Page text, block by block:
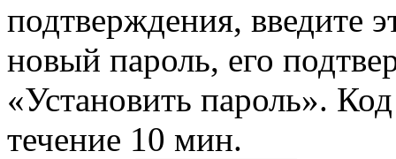
подтверждения, введите
новый пароль, его
«Установить пароль».
течение 10 мин.